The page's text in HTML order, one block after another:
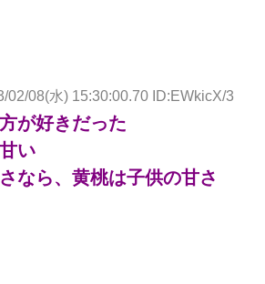
02/08(水) 15:30:00.70 ID:EWkicX/3
が好きだった
い
なら、黄桃は子供の甘さ